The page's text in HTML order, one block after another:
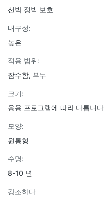
선박 정박 보호
내구성:
높은
적용 범위:
잠수함, 부두
크기:
응용 프로그램에 따라 다릅니다
모양:
원통형
수명:
8-10 년
강조하다